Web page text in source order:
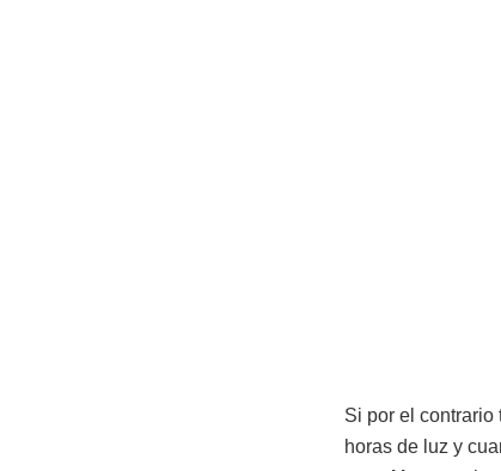
Si por el contrario
horas de luz y